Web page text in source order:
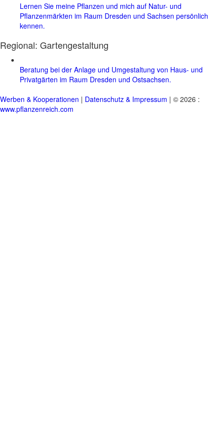
Lernen Sie meine Pflanzen und mich auf Natur- und
Pflanzenmärkten im Raum Dresden und Sachsen persönlich
kennen.
Regional: Gartengestaltung
Beratung bei der Anlage und Umgestaltung von Haus- und
Privatgärten im Raum Dresden und Ostsachsen.
Werben & Kooperationen | Datenschutz & Impressum | © 2026 :
www.pflanzenreich.com